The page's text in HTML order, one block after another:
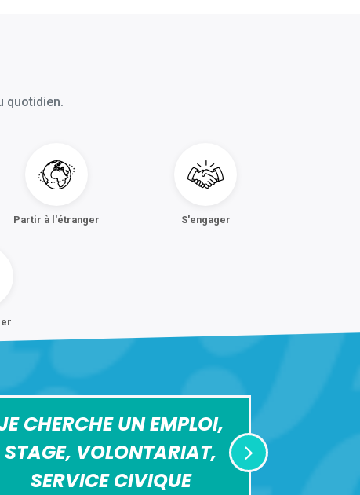
quotidien.
Partir à l'étranger S'engager
CHERCHE UN EMPLOI,
STAGE, VOLONTARIAT,
SERVICE CIVIQUE